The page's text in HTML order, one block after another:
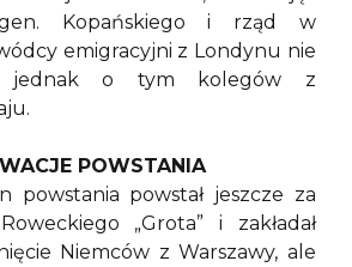
gen. Kopańskiego i rząd w
emigracyjni z Londynu nie
jednak o tym kolegów z
POWSTANIA
powstania powstał jeszcze za
„Grota” i zakładał
Niemców z Warszawy, ale